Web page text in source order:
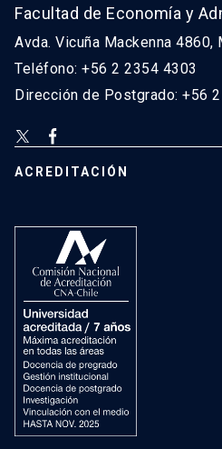
Facultad de Economía y
Avda. Vicuña Mackenna 4860,
Teléfono: +56 2 2354 4303
Dirección de Postgrado: +56
ACREDITACIÓN